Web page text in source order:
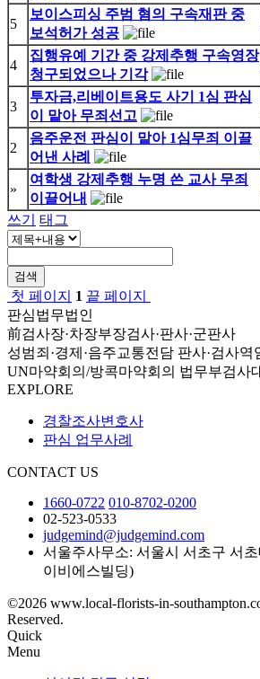
5
보이스피싱 주범 혐의 구속재판 중
보석허가 성공
4
집행유예 기간 중 강제추행 구속영장
청구되었으나 기각
3
투자금,리베이트용도 사기 1심 판심
이 맡아 무죄선고
2
음주운전 판심이 맡아 1심무죄 이끌
어낸 사례
»
여학생 강제추행 누명 쓴 교사 무죄
이끌어내
쓰기
태그
검색
첫 페이지 1 끝 페이지
판심법무법인
前검사장·차장부장검사·판사·군판사
성범죄·경제·음주교통전담 판사·검사역
UN마약회의/방콕마약회의 법무부검사
EXPLORE
경찰조사변호사
판심 업무사례
CONTACT US
1660-0722 010-8702-0200
02-523-0533
judgemind@judgemind.com
서울주사무소: 서울시 서초구 서
이비에스빌딩)
©2026 www.local-florists-in-
Reserved.
Quick
Menu